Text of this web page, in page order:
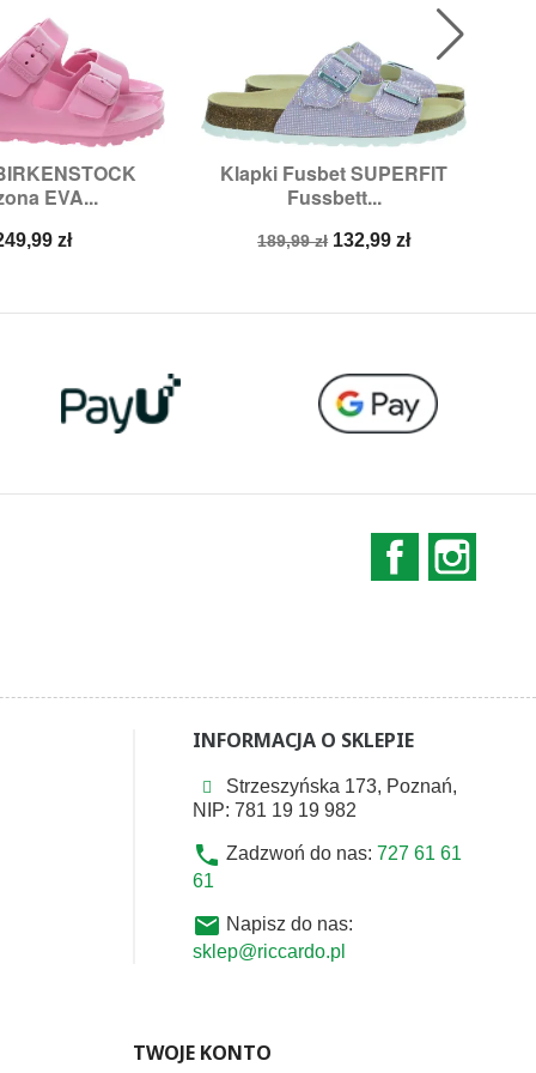
EVA...
zł
podgląd
41
Klapki Fusbet SUPERFIT
Fussbett...
Cena
189,99 zł Cena
132,99 zł
 Szybki podgląd
Rozmiary:40,
Facebook
INFORMACJA O SKLEPIE
Strzeszyńska 173, Poznań,
NIP: 781 19 19 982
phone Zadzwoń do nas: 727 61 61
61
email Napisz do nas:
sklep@riccardo.pl
TWOJE KONTO